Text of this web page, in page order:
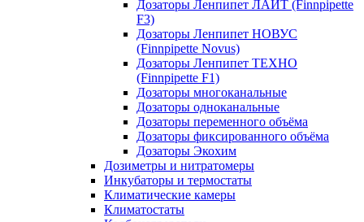
Дозаторы Ленпипет ЛАЙТ (Finnpipette
F3)
Дозаторы Ленпипет НОВУС
(Finnpipette Novus)
Дозаторы Ленпипет ТЕХНО
(Finnpipette F1)
Дозаторы многоканальные
Дозаторы одноканальные
Дозаторы переменного объёма
Дозаторы фиксированного объёма
Дозаторы Экохим
Дозиметры и нитратомеры
Инкубаторы и термостаты
Климатические камеры
Климатостаты